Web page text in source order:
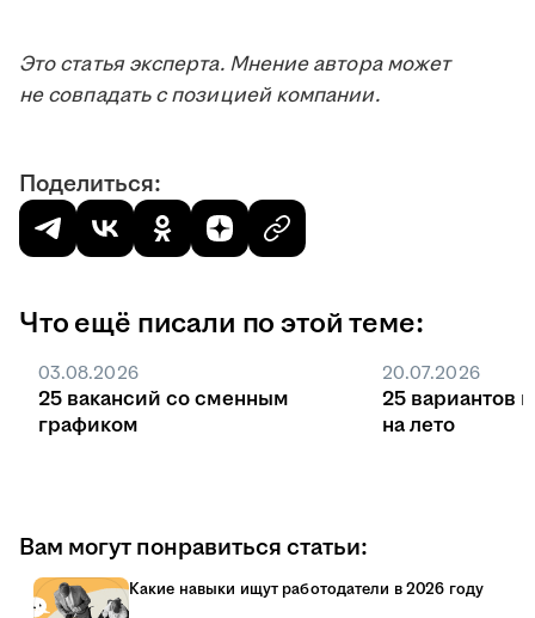
Это статья эксперта. Мнение автора может
не совпадать с позицией компании.
Поделиться:
Что ещё писали по этой теме:
03.08.2026
25 вакансий со сменным
графиком
20.07.2026
25 вариантов
на лето
Вам могут понравиться статьи:
Какие навыки ищут работодатели в 2026 году